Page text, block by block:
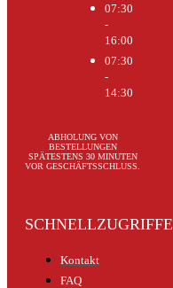
07:30
-
16:00
07:30
-
14:30
ABHOLUNG VON
BESTELLUNGEN
SPÄTESTENS 30 MINUTEN
VOR GESCHÄFTSSCHLUSS.
SCHNELLZUGRIFFE
Kontakt
FAQ